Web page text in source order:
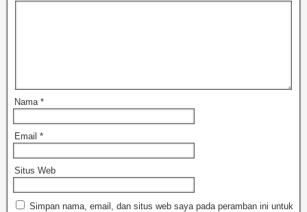
Nama *
Email *
Situs Web
Simpan nama, email, dan situs web saya pada peramban ini untuk